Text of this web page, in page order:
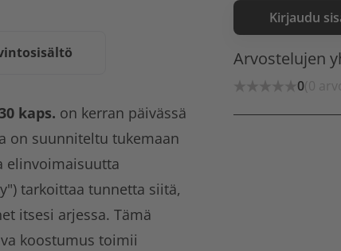
kaps. on kerran päivässä
on suunniteltu tukemaan
elinvoimaisuutta
tarkoittaa tunnetta siitä,
itsesi arjessa. Tämä
koostumus toimii
Kirjaudu
Arvostelujen
0(0